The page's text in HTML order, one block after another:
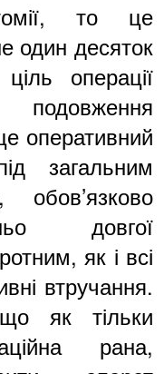
то це
один десяток
операції
оперативний
загальним
довгої
як і всі
втручання.
як тільки
рана,